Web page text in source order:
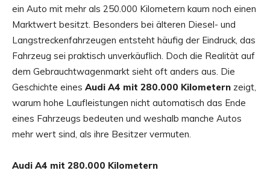
ein Auto mit mehr als 250.000 Kilometern kaum noch einen
Marktwert besitzt. Besonders bei älteren Diesel- und
Langstreckenfahrzeugen entsteht häufig der Eindruck, das
Fahrzeug sei praktisch unverkäuflich. Doch die Realität auf
dem Gebrauchtwagenmarkt sieht oft anders aus. Die
Geschichte eines Audi A4 mit 280.000 Kilometern zeigt,
warum hohe Laufleistungen nicht automatisch das Ende
eines Fahrzeugs bedeuten und weshalb manche Autos
mehr wert sind, als ihre Besitzer vermuten.
Audi A4 mit 280.000 Kilometern